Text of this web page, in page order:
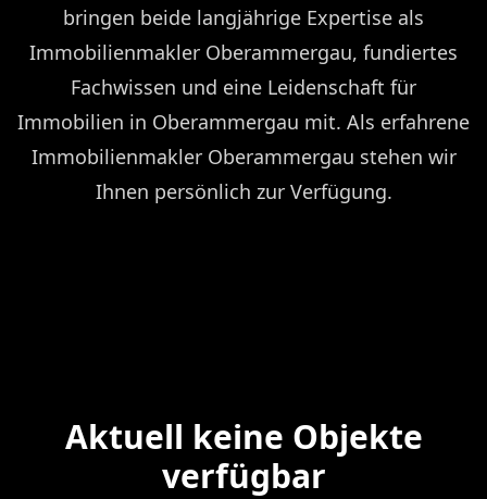
bringen beide langjährige Expertise als
Immobilienmakler Oberammergau, fundiertes
Fachwissen und eine Leidenschaft für
Immobilien in Oberammergau mit. Als erfahrene
Immobilienmakler Oberammergau stehen wir
Ihnen persönlich zur Verfügung.
Aktuell keine Objekte
verfügbar